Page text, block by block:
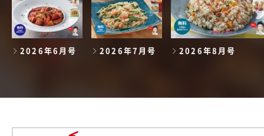
2026年6月号 2026年7月号 2026年8月号